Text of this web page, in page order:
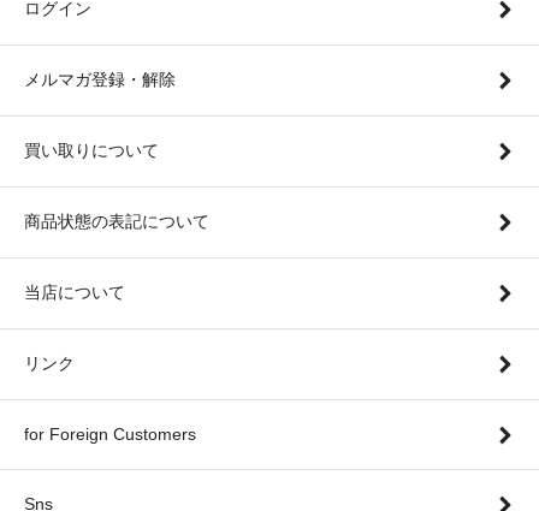
ログイン
メルマガ登録・解除
買い取りについて
商品状態の表記について
当店について
リンク
for Foreign Customers
Sns